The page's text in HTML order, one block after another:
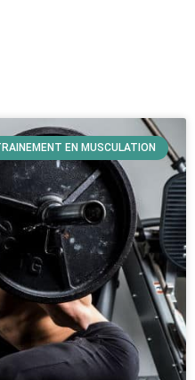
EN MUSCULATION